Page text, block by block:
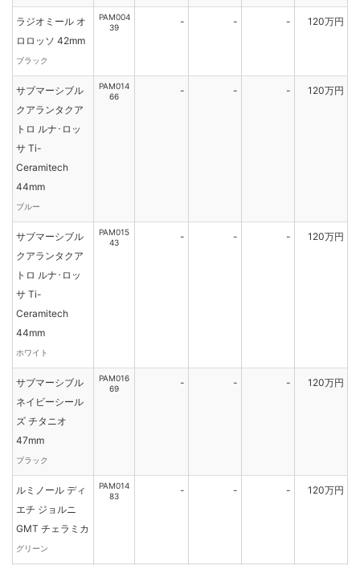
ラジオミール オ
ロロッソ 42mm
ブラック
PAM004
39
- - - 120万円
サブマーシブル
クアランタクア
トロ ルナ･ロッ
サ Ti-
Ceramitech
44mm
ブルー
PAM014
66
- - - 120万円
サブマーシブル
クアランタクア
トロ ルナ･ロッ
サ Ti-
Ceramitech
44mm
ホワイト
PAM015
43
- - - 120万円
サブマーシブル
ネイビーシール
ズ チタニオ
47mm
ブラック
PAM016
69
- - - 120万円
ルミノール ディ
エチ ジョルニ
GMT チェラミカ
グリーン
PAM014
83
- - - 120万円